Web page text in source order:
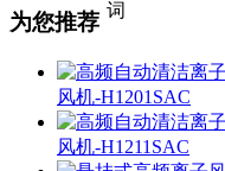
为您推荐
风机-H1201SAC
风机-H1211SAC